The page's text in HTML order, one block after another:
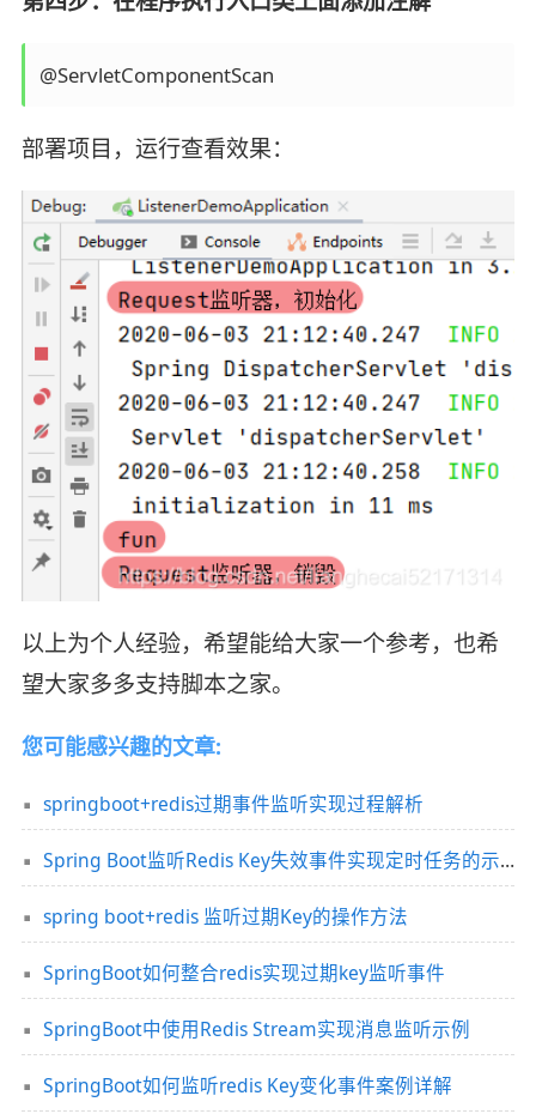
@ServletComponentScan
部署项目，运行查看效果：
以上为个人经验，希望能给大家一个参考，也希
望大家多多支持脚本之家。
您可能感兴趣的文章:
springboot+redis过期事件监听实现过程解析
Spring Boot监听Redis Key失效事件实现定时任务的示例
spring boot+redis 监听过期Key的操作方法
SpringBoot如何整合redis实现过期key监听事件
SpringBoot中使用Redis Stream实现消息监听示例
SpringBoot如何监听redis Key变化事件案例详解